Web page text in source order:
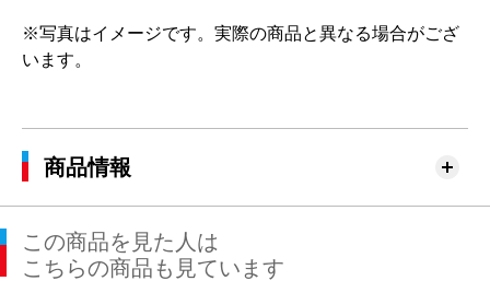
※写真はイメージです。実際の商品と異なる場合がござ
います。
商品情報
この商品を見た人は
こちらの商品も見ています